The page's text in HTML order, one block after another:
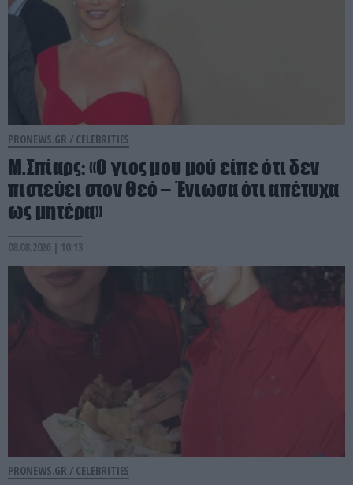
PRONEWS.GR / CELEBRITIES
Μ.Σπίαρς: «Ο γιος μου μού είπε ότι δεν
πιστεύει στον Θεό – Ένιωσα ότι απέτυχα
ως μητέρα»
08.08.2026 | 10:13
PRONEWS.GR / CELEBRITIES